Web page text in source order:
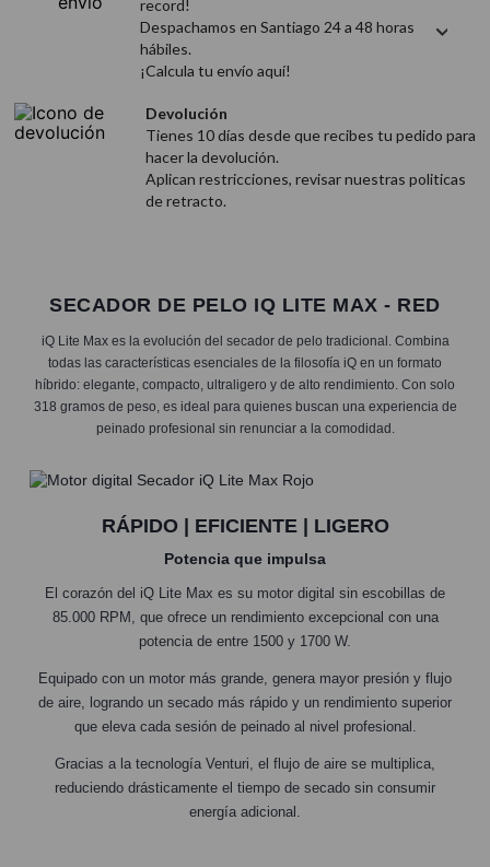
record!
Despachamos en Santiago 24 a 48 horas
hábiles.
¡Calcula tu envío aquí!
Devolución
Tienes 10 días desde que recibes tu pedido para
hacer la devolución.
Aplican restricciones, revisar nuestras politicas
de retracto.
SECADOR DE PELO IQ LITE MAX - RED
iQ Lite Max es la evolución del secador de pelo tradicional. Combina
todas las características esenciales de la filosofía iQ en un formato
híbrido: elegante, compacto, ultraligero y de alto rendimiento. Con solo
318 gramos de peso, es ideal para quienes buscan una experiencia de
peinado profesional sin renunciar a la comodidad.
RÁPIDO | EFICIENTE | LIGERO
Potencia que impulsa
El corazón del iQ Lite Max es su motor digital sin escobillas de
85.000 RPM, que ofrece un rendimiento excepcional con una
potencia de entre 1500 y 1700 W.
Equipado con un motor más grande, genera mayor presión y flujo
de aire, logrando un secado más rápido y un rendimiento superior
que eleva cada sesión de peinado al nivel profesional.
Gracias a la tecnología Venturi, el flujo de aire se multiplica,
reduciendo drásticamente el tiempo de secado sin consumir
energía adicional.